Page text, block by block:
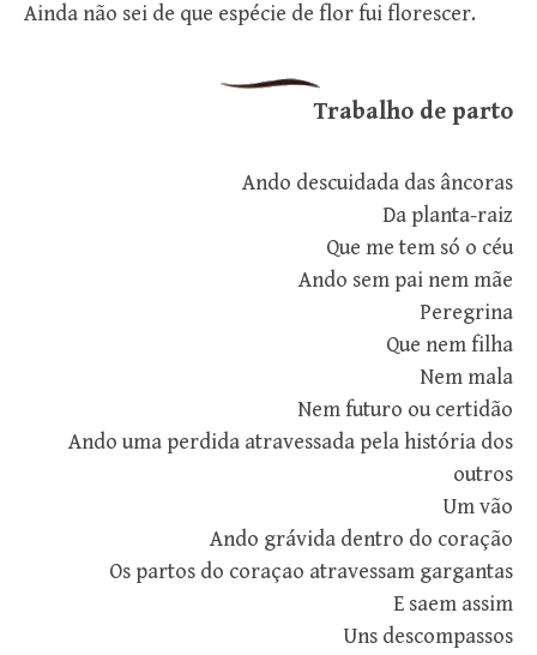
Ainda não sei de que espécie de flor fui florescer.
Trabalho de parto
Ando descuidada das âncoras
Da planta-raiz
Que me tem só o céu
Ando sem pai nem mãe
Peregrina
Que nem filha
Nem mala
Nem futuro ou certidão
Ando uma perdida atravessada pela história dos
outros
Um vão
Ando grávida dentro do coração
Os partos do coraçao atravessam gargantas
E saem assim
Uns descompassos